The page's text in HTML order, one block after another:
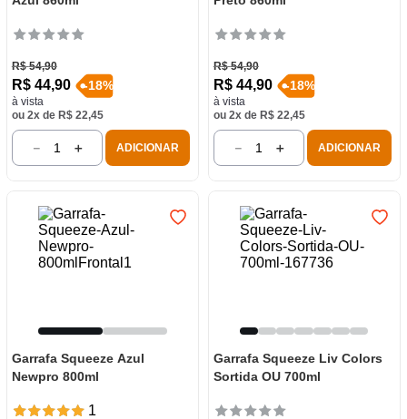
R$ 54,90
R$ 44,90
à vista
-18%
ou 2x de R$ 22,45
＋
－ ADICIONAR
R$ 54,90
R$ 44,90
à vista
-18%
ou 2x de R$ 22,45
＋
－ ADICIONAR
Garrafa Squeeze Azul
Newpro 800ml
1
Garrafa Squeeze Liv Colors
Sortida OU 700ml